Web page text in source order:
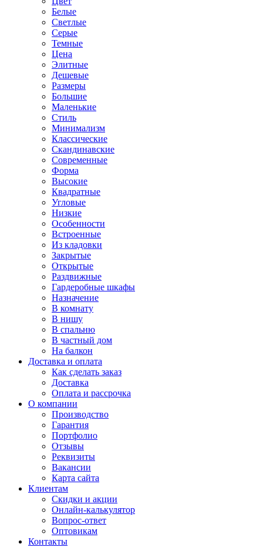
Белые
Светлые
Серые
Темные
Цена
Элитные
Дешевые
Размеры
Большие
Маленькие
Стиль
Минимализм
Классические
Скандинавские
Современные
Форма
Высокие
Квадратные
Угловые
Низкие
Особенности
Встроенные
Из кладовки
Закрытые
Открытые
Раздвижные
Гардеробные шкафы
Назначение
В комнату
В нишу
В спальню
В частный дом
На балкон
Доставка и оплата
Как сделать заказ
Доставка
Оплата и рассрочка
О компании
Производство
Гарантия
Портфолио
Отзывы
Реквизиты
Вакансии
Карта сайта
Клиентам
Скидки и акции
Онлайн-калькулятор
Вопрос-ответ
Оптовикам
Контакты